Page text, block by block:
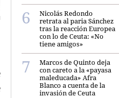
Nicolás Redondo
retrata al paria Sánchez
tras la reacción Europea
con lo de Ceuta: «No
tiene amigos»
Marcos de Quinto deja
con careto a la «payasa
maleducada» Afra
Blanco a cuenta de la
invasión de Ceuta